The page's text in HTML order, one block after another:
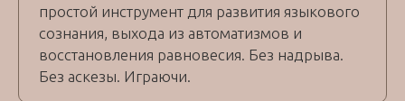
простой инструмент для развития языкового
сознания, выхода из автоматизмов и
восстановления равновесия. Без надрыва.
Без аскезы. Играючи.